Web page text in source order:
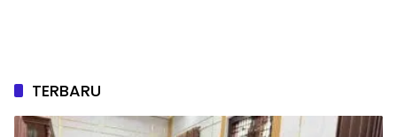
TERBARU